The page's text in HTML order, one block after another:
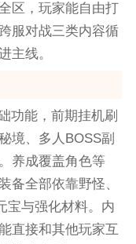
区，玩家能自由打
服对战三类内容循
主线。
功能，前期挂机刷
境、多人BOSS副
养成覆盖角色等
备全部依靠野怪、
宝与强化材料。内
直接和其他玩家互